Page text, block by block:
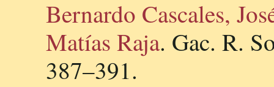
Bernardo Cascales,
Matías Raja. Gac. R.
387–391.